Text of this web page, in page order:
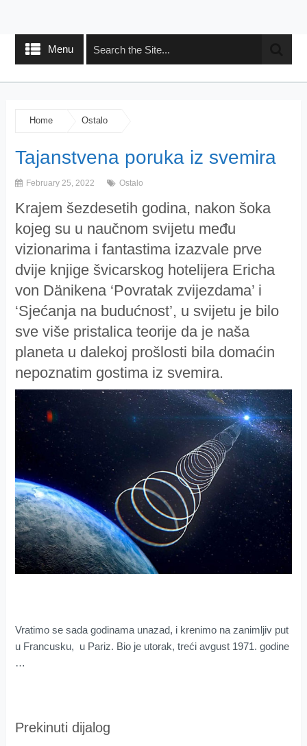
Menu
Home Ostalo
Tajanstvena poruka iz svemira
February 25, 2022 Ostalo
Krajem šezdesetih godina, nakon šoka
kojeg su u naučnom svijetu među
vizionarima i fantastima izazvale prve
dvije knjige švicarskog hotelijera Ericha
von Dänikena ‘Povratak zvijezdama’ i
‘Sjećanja na budućnost’, u svijetu je bilo
sve više pristalica teorije da je naša
planeta u dalekoj prošlosti bila domaćin
nepoznatim gostima iz svemira.
Vratimo se sada godinama unazad, i krenimo na zanimljiv put
u Francusku, u Pariz. Bio je utorak, treći avgust 1971. godine
…
Prekinuti dijalog